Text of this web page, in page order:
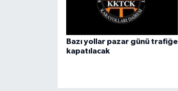
Bazı yollar pazar günü trafiğe
kapatılacak